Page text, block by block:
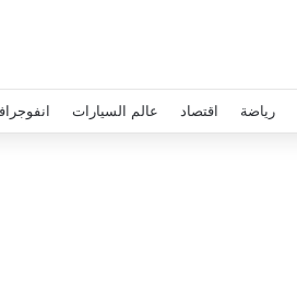
رياضة اقتصاد عالم السيارات